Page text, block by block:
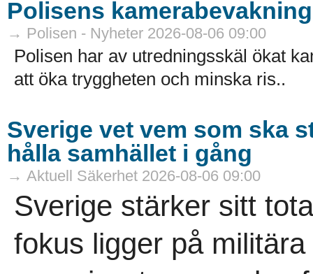
Polisens
→ Polisen - Nyheter 2026-08-06 09:00
Polisen har av utredningsskäl ökat
att öka tryggheten och minska ris..
Sverige vet vem som ska
hålla samhället i gång
→ Aktuell Säkerhet 2026-08-06 09:00
Sverige stärker sitt
fokus ligger på